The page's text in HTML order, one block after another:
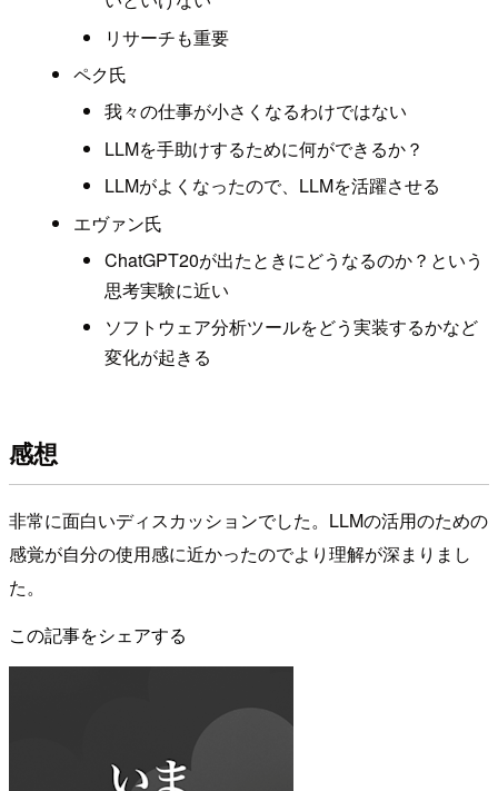
リサーチも重要
ペク氏
我々の仕事が小さくなるわけではない
LLMを手助けするために何ができるか？
LLMがよくなったので、LLMを活躍させる
エヴァン氏
ChatGPT20が出たときにどうなるのか？という
思考実験に近い
ソフトウェア分析ツールをどう実装するかなど
変化が起きる
感想
非常に面白いディスカッションでした。LLMの活用のための
感覚が自分の使用感に近かったのでより理解が深まりまし
た。
この記事をシェアする